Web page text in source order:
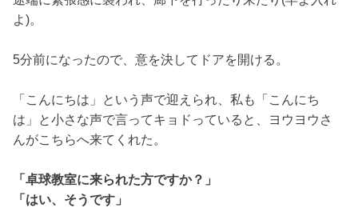
よ)。
5分前になったので、意を決してドアを開ける。
「こんにちは」という声で迎えられ、私も「こんにち
は」と小さな声で言ってキョドっていると、ヨウヨウさ
んがこちらへ来てくれた。
「卓球教室に来られた方ですか？」
「はい、そうです」